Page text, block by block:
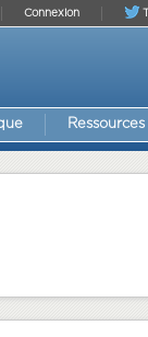
Connexion
Ressources